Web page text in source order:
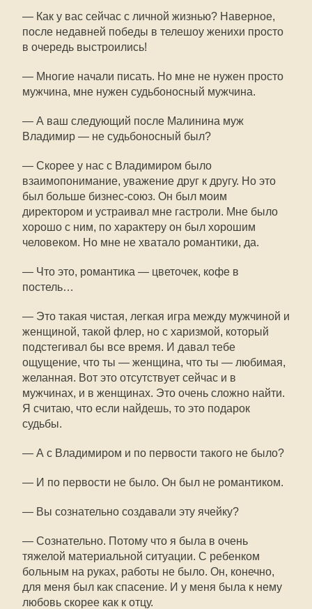
— Как у вас сейчас с личной жизнью? Наверное,
после недавней победы в телешоу женихи просто
в очередь выстроились!
— Многие начали писать. Но мне не нужен просто
мужчина, мне нужен судьбоносный мужчина.
— А ваш следующий после Малинина муж
Владимир — не судьбоносный был?
— Скорее у нас с Владимиром было
взаимопонимание, уважение друг к другу. Но это
был больше бизнес-союз. Он был моим
директором и устраивал мне гастроли. Мне было
хорошо с ним, по характеру он был хорошим
человеком. Но мне не хватало романтики, да.
— Что это, романтика — цветочек, кофе в
постель…
— Это такая чистая, легкая игра между мужчиной и
женщиной, такой флер, но с харизмой, который
подстегивал бы все время. И давал тебе
ощущение, что ты — женщина, что ты — любимая,
желанная. Вот это отсутствует сейчас и в
мужчинах, и в женщинах. Это очень сложно найти.
Я считаю, что если найдешь, то это подарок
судьбы.
— А с Владимиром и по первости такого не было?
— И по первости не было. Он был не романтиком.
— Вы сознательно создавали эту ячейку?
— Сознательно. Потому что я была в очень
тяжелой материальной ситуации. С ребенком
больным на руках, работы не было. Он, конечно,
для меня был как спасение. И у меня была к нему
любовь скорее как к отцу.